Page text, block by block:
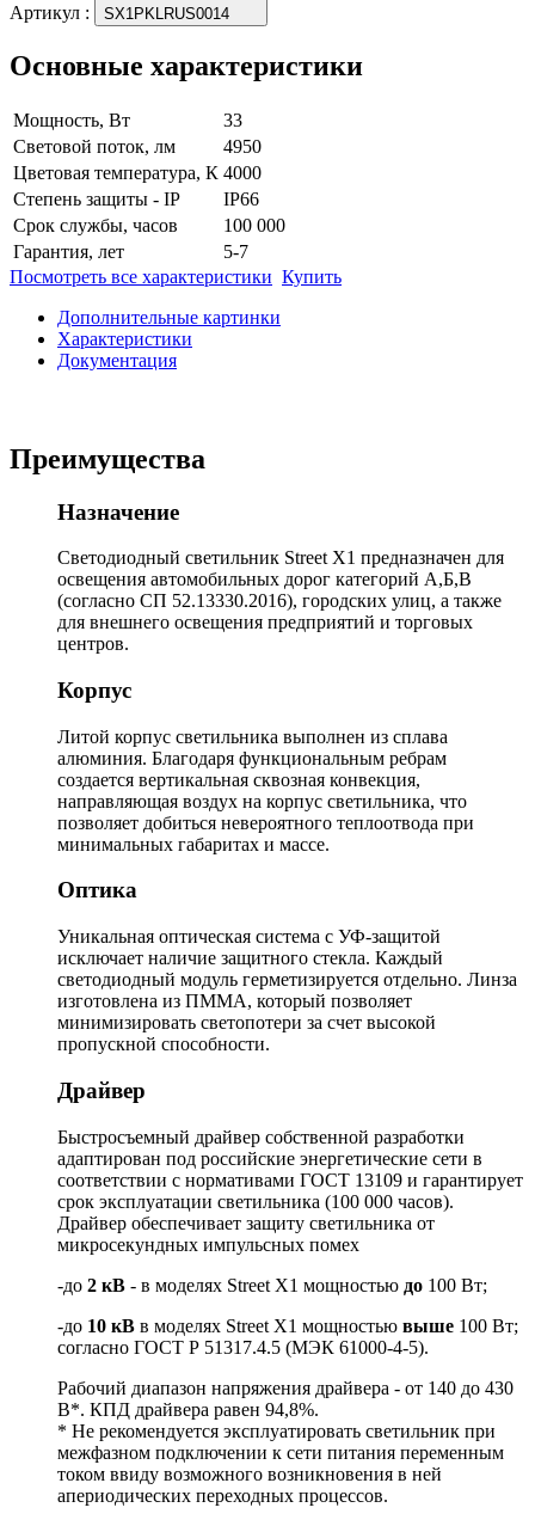
Артикул : SX1PKLRUS0014
Основные характеристики
Мощность, Вт
33
Световой поток, лм
4950
Цветовая температура, К 4000
Степень защиты - IP
IP66
Срок службы, часов
100 000
Гарантия, лет
5-7
Посмотреть все характеристики Купить
Дополнительные картинки
Характеристики
Документация
Преимущества
Назначение
Светодиодный светильник Street X1 предназначен для
освещения автомобильных дорог категорий А,Б,В
(согласно СП 52.13330.2016), городских улиц, а также
для внешнего освещения предприятий и торговых
центров.
Корпус
Литой корпус светильника выполнен из сплава
алюминия. Благодаря функциональным ребрам
создается вертикальная сквозная конвекция,
направляющая воздух на корпус светильника, что
позволяет добиться невероятного теплоотвода при
минимальных габаритах и массе.
Оптика
Уникальная оптическая система с УФ-защитой
исключает наличие защитного стекла. Каждый
светодиодный модуль герметизируется отдельно. Линза
изготовлена из ПММА, который позволяет
минимизировать светопотери за счет высокой
пропускной способности.
Драйвер
Быстросъемный драйвер собственной разработки
адаптирован под российские энергетические сети в
соответствии с нормативами ГОСТ 13109 и гарантирует
срок эксплуатации светильника (100 000 часов).
Драйвер обеспечивает защиту светильника от
микросекундных импульсных помех
-до 2 кВ - в моделях Street X1 мощностью до 100 Вт;
-до 10 кВ в моделях Street X1 мощностью выше 100 Вт;
согласно ГОСТ Р 51317.4.5 (МЭК 61000-4-5).
Рабочий диапазон напряжения драйвера - от 140 до 430
В*. КПД драйвера равен 94,8%.
* Не рекомендуется эксплуатировать светильник при
межфазном подключении к сети питания переменным
током ввиду возможного возникновения в ней
апериодических переходных процессов.